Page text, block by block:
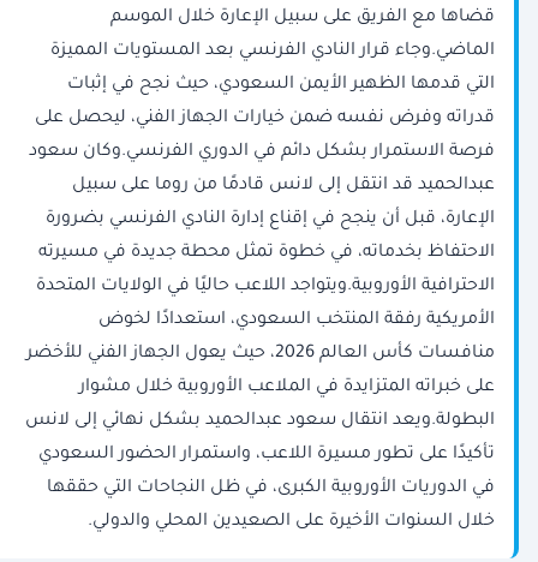
قضاها مع الفريق على سبيل الإعارة خلال الموسم
الماضي.وجاء قرار النادي الفرنسي بعد المستويات المميزة
التي قدمها الظهير الأيمن السعودي، حيث نجح في إثبات
قدراته وفرض نفسه ضمن خيارات الجهاز الفني، ليحصل على
فرصة الاستمرار بشكل دائم في الدوري الفرنسي.وكان سعود
عبدالحميد قد انتقل إلى لانس قادمًا من روما على سبيل
الإعارة، قبل أن ينجح في إقناع إدارة النادي الفرنسي بضرورة
الاحتفاظ بخدماته، في خطوة تمثل محطة جديدة في مسيرته
الاحترافية الأوروبية.ويتواجد اللاعب حاليًا في الولايات المتحدة
الأمريكية رفقة المنتخب السعودي، استعدادًا لخوض
منافسات كأس العالم 2026، حيث يعول الجهاز الفني للأخضر
على خبراته المتزايدة في الملاعب الأوروبية خلال مشوار
البطولة.ويعد انتقال سعود عبدالحميد بشكل نهائي إلى لانس
تأكيدًا على تطور مسيرة اللاعب، واستمرار الحضور السعودي
في الدوريات الأوروبية الكبرى، في ظل النجاحات التي حققها
خلال السنوات الأخيرة على الصعيدين المحلي والدولي.